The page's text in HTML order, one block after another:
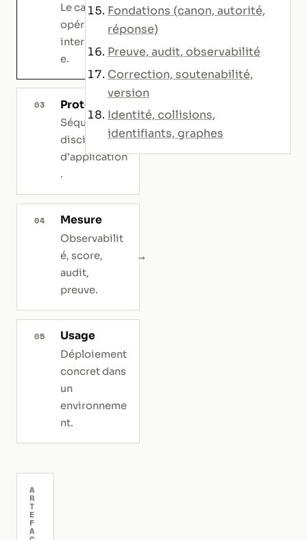
Le cadre
opératoire
intermédiair
e.
03 Protocole
Séquence ou
discipline
d’application
.
04 Mesure
Observabilit
é, score,
audit,
preuve.
05 Usage
Déploiement
concret dans
un
environneme
nt.
A
R
T
E
F
A
Fondations (canon, autorité,
réponse)
Preuve, audit, observabilité
Correction, soutenabilité,
version
Identité, collisions,
identifiants, graphes